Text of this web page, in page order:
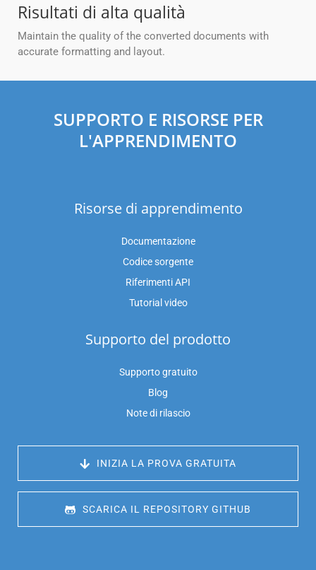
Risultati di alta qualità
Maintain the quality of the converted documents with
accurate formatting and layout.
SUPPORTO E RISORSE PER
L'APPRENDIMENTO
Risorse di apprendimento
Documentazione
Codice sorgente
Riferimenti API
Tutorial video
Supporto del prodotto
Supporto gratuito
Blog
Note di rilascio
INIZIA LA PROVA GRATUITA
SCARICA IL REPOSITORY GITHUB